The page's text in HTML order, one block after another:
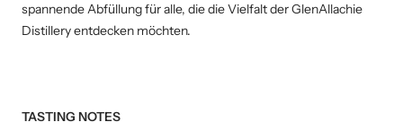
spannende Abfüllung für alle, die die Vielfalt der GlenAllachie
Distillery entdecken möchten.
TASTING NOTES